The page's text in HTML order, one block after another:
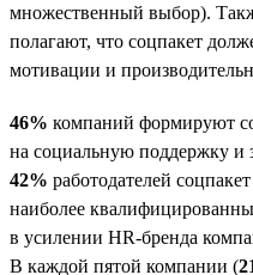
множественный выбор).
полагают, что соцпакет
мотивации и
46% компаний формируют
на социальную поддержку и
42% работодателей
наиболее
в усилении HR-бренда
В каждой пятой компании (